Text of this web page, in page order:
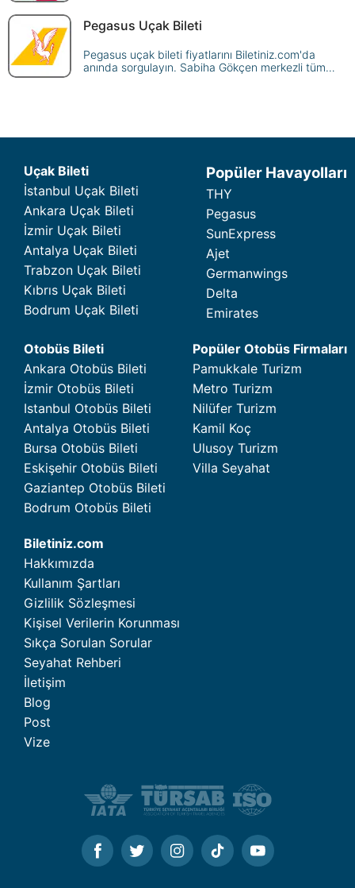
Pegasus Uçak Bileti
Pegasus uçak bileti fiyatlarını Biletiniz.com'da
anında sorgulayın. Sabiha Gökçen merkezli tüm
Uçak Bileti
İstanbul Uçak Bileti
Ankara Uçak Bileti
İzmir Uçak Bileti
Antalya Uçak Bileti
Trabzon Uçak Bileti
Kıbrıs Uçak Bileti
Bodrum Uçak Bileti
Popüler Havayolları
THY
Pegasus
SunExpress
Ajet
Germanwings
Delta
Emirates
Otobüs Bileti
Ankara Otobüs Bileti
İzmir Otobüs Bileti
Istanbul Otobüs Bileti
Antalya Otobüs Bileti
Bursa Otobüs Bileti
Eskişehir Otobüs Bileti
Gaziantep Otobüs Bileti
Bodrum Otobüs Bileti
Popüler Otobüs Firmaları
Pamukkale Turizm
Metro Turizm
Nilüfer Turizm
Kamil Koç
Ulusoy Turizm
Villa Seyahat
Biletiniz.com
Hakkımızda
Kullanım Şartları
Gizlilik Sözleşmesi
Kişisel Verilerin Korunması
Sıkça Sorulan Sorular
Seyahat Rehberi
İletişim
Blog
Post
Vize